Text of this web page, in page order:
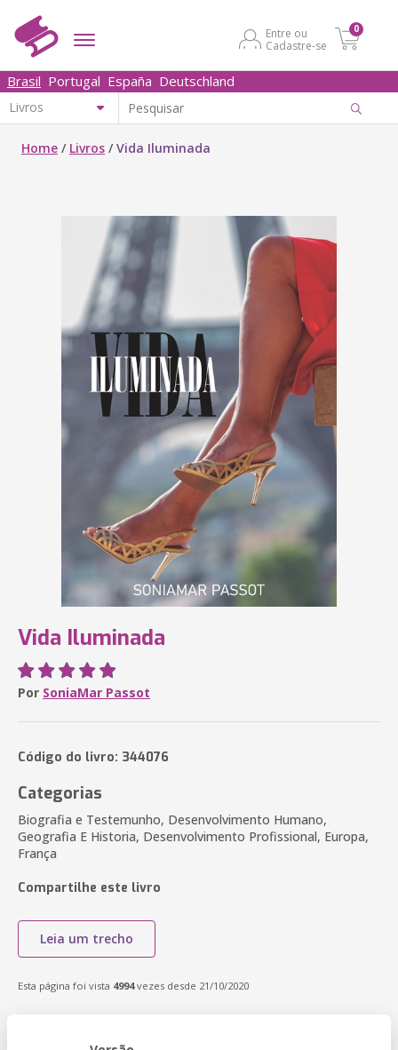
Entre ou
Cadastre-se
0
Brasil Portugal España Deutschland
Home / Livros /Vida Iluminada
Vida Iluminada
Por SoniaMar Passot
Código do livro: 344076
Categorias
Biografia e Testemunho, Desenvolvimento Humano,
Geografia E Historia, Desenvolvimento Profissional, Europa,
França
Compartilhe este livro
Leia um trecho
Esta página foi vista 4994vezes desde 21/10/2020